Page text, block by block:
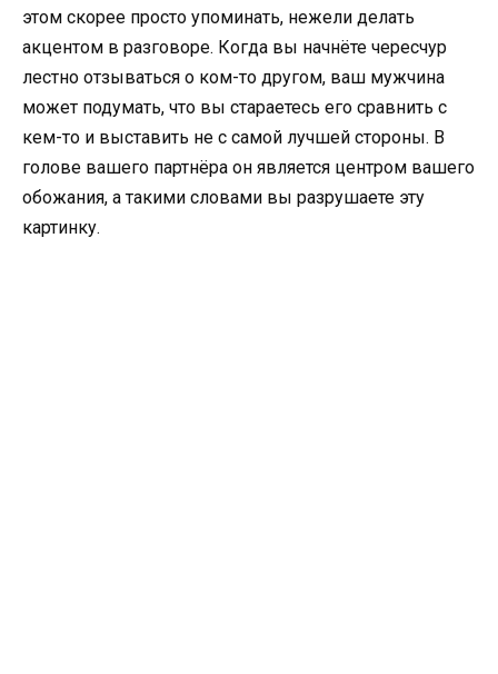
этом скорее просто упоминать, нежели делать
акцентом в разговоре. Когда вы начнёте чересчур
лестно отзываться о ком-то другом, ваш мужчина
может подумать, что вы стараетесь его сравнить с
кем-то и выставить не с самой лучшей стороны. В
голове вашего партнёра он является центром вашего
обожания, а такими словами вы разрушаете эту
картинку.